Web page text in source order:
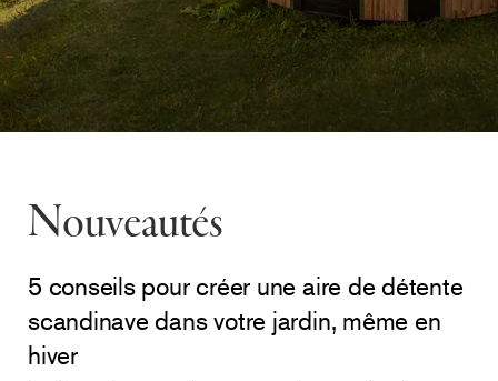
Nouveautés
5 conseils pour créer une aire de détente
scandinave dans votre jardin, même en
hiver